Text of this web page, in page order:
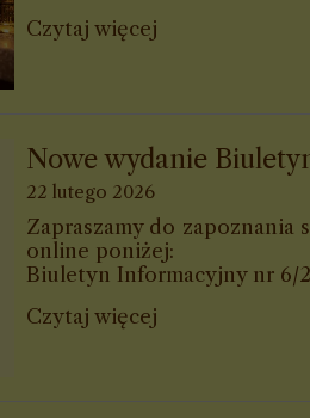
Czytaj więcej
Nowe wydanie
22 lutego 2026
Zapraszamy do
online poniżej:
Biuletyn Informacyjny nr 6/
Czytaj więcej